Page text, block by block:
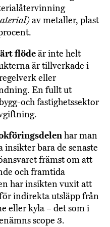
av metaller, plast
flödeär inte helt
är tillverkade i
eller
En fullt ut
och fastighetssektor
har man
bara de senaste
främst om att
och framtida
har insikten vuxit att
indirekta utsläpp från
eller kyla – det som i
scope 3.